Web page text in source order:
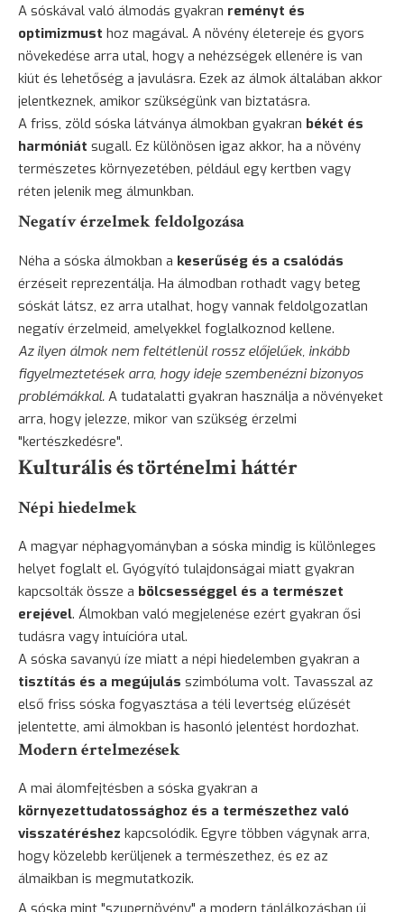
A sóskával való álmodás gyakran reményt és
optimizmust hoz magával. A növény életereje és gyors
növekedése arra utal, hogy a nehézségek ellenére is van
kiút és lehetőség a javulásra. Ezek az álmok általában akkor
jelentkeznek, amikor szükségünk van biztatásra.
A friss, zöld sóska látványa álmokban gyakran békét és
harmóniát sugall. Ez különösen igaz akkor, ha a növény
természetes környezetében, például egy kertben vagy
réten jelenik meg álmunkban.
Negatív érzelmek feldolgozása
Néha a sóska álmokban a keserűség és a csalódás
érzéseit reprezentálja. Ha álmodban rothadt vagy beteg
sóskát látsz, ez arra utalhat, hogy vannak feldolgozatlan
negatív érzelmeid, amelyekkel foglalkoznod kellene.
Az ilyen álmok nem feltétlenül rossz előjelűek, inkább
figyelmeztetések arra, hogy ideje szembenézni bizonyos
problémákkal. A tudatalatti gyakran használja a növényeket
arra, hogy jelezze, mikor van szükség érzelmi
"kertészkedésre".
Kulturális és történelmi háttér
Népi hiedelmek
A magyar néphagyományban a sóska mindig is különleges
helyet foglalt el. Gyógyító tulajdonságai miatt gyakran
kapcsolták össze a bölcsességgel és a természet
erejével. Álmokban való megjelenése ezért gyakran ősi
tudásra vagy intuícióra utal.
A sóska savanyú íze miatt a népi hiedelemben gyakran a
tisztítás és a megújulás szimbóluma volt. Tavasszal az
első friss sóska fogyasztása a téli levertség elűzését
jelentette, ami álmokban is hasonló jelentést hordozhat.
Modern értelmezések
A mai álomfejtésben a sóska gyakran a
környezettudatossághoz és a természethez való
visszatéréshez kapcsolódik. Egyre többen vágynak arra,
hogy közelebb kerüljenek a természethez, és ez az
álmaikban is megmutatkozik.
A sóska mint "szupernövény" a modern táplálkozásban új